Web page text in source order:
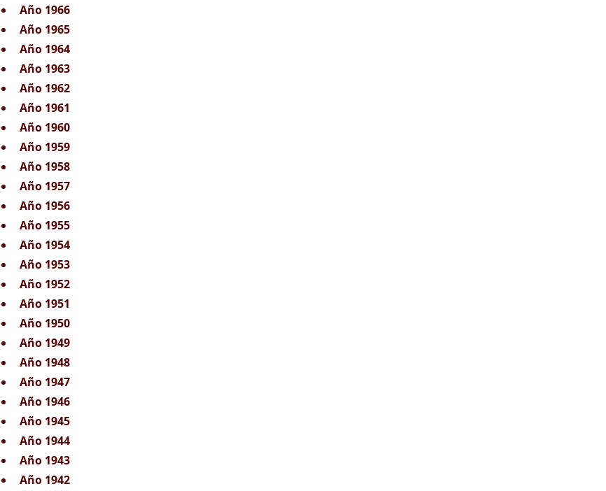
Año 1966
Año 1965
Año 1964
Año 1963
Año 1962
Año 1961
Año 1960
Año 1959
Año 1958
Año 1957
Año 1956
Año 1955
Año 1954
Año 1953
Año 1952
Año 1951
Año 1950
Año 1949
Año 1948
Año 1947
Año 1946
Año 1945
Año 1944
Año 1943
Año 1942